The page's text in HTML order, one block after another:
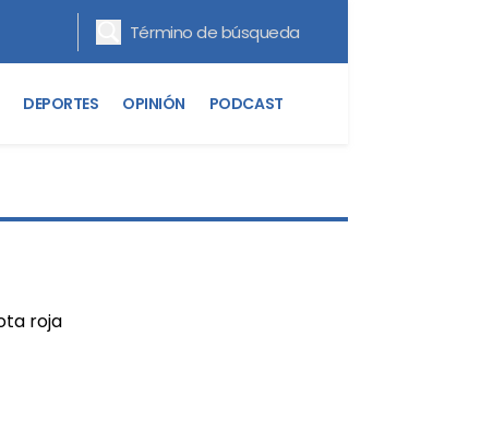
DEPORTES OPINIÓN PODCAST
roja